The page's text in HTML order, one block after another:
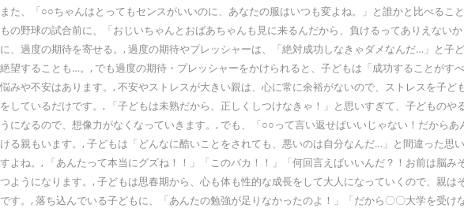
また、「○○ちゃんはとってもセンスがいいのに、あなたの服はいつも変よね。」と誰かと比べる
もの野球の試合前に、「おじいちゃんとおばあちゃんも見に来るんだから、負けるってありえな
に、過度の期待を寄せる。, 過度の期待やプレッシャーは、「絶対成功しなきゃダメなんだ…」と
絶望することも…。, でも過度の期待・プレッシャーをかけられると、子どもは「成功することが
悩みや不安はあります。, 不安やストレスが大きい親は、心に常に余裕がないので、ストレスを子
をしているだけです。, 「子どもは未熟だから、正しくしつけなきゃ！」と思いすぎて、子どもの
うになるので、想像力がなくなっていきます。, でも、「○○って言い返せばいいじゃない！だから
ける親もいます。, 子どもは「どんなに酷いことをされても、悪いのは自分なんだ…」と間違った
すよね。, 「あんたって本当にグズね！！」「このバカ！！」「何回言えばいいんだ？！お前は脳
つようになります。, 子どもは思春期から、心も体も性的な成長をして大人になっていくので、親
です。, 落ち込んでいる子どもに、「あんたの勉強が足りなかったのよ！」「だから〇〇大学を受